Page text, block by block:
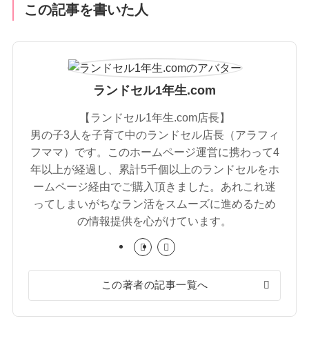
この記事を書いた人
ランドセル1年生.com
【ランドセル1年生.com店長】
男の子3人を子育て中のランドセル店長（アラフィ
フママ）です。このホームページ運営に携わって4
年以上が経過し、累計5千個以上のランドセルをホ
ームページ経由でご購入頂きました。あれこれ迷
ってしまいがちなラン活をスムーズに進めるため
の情報提供を心がけています。
この著者の記事一覧へ